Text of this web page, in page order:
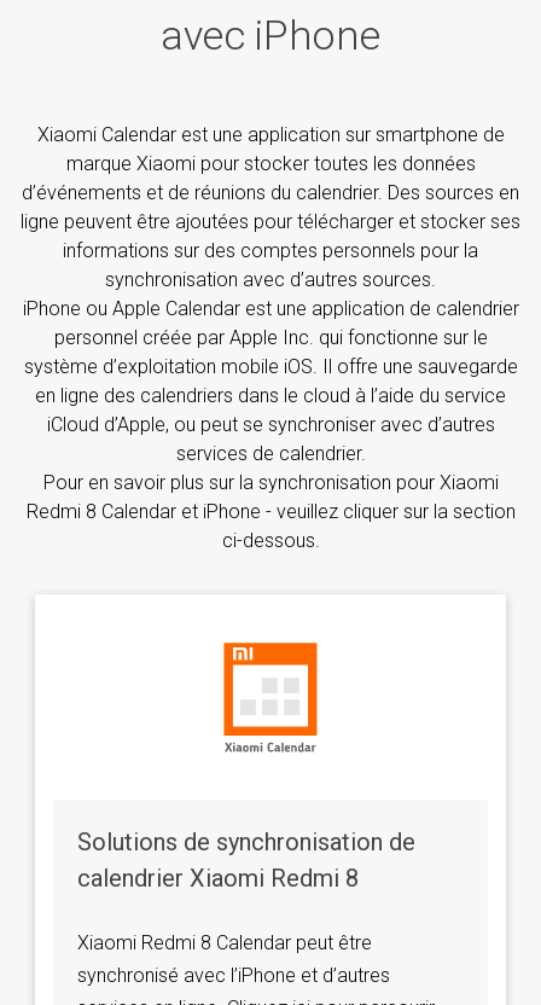
avec iPhone
Xiaomi Calendar est une application sur smartphone de
marque Xiaomi pour stocker toutes les données
d’événements et de réunions du calendrier. Des sources en
ligne peuvent être ajoutées pour télécharger et stocker ses
informations sur des comptes personnels pour la
synchronisation avec d’autres sources.
iPhone ou Apple Calendar est une application de calendrier
personnel créée par Apple Inc. qui fonctionne sur le
système d’exploitation mobile iOS. Il offre une sauvegarde
en ligne des calendriers dans le cloud à l’aide du service
iCloud d’Apple, ou peut se synchroniser avec d’autres
services de calendrier.
Pour en savoir plus sur la synchronisation pour Xiaomi
Redmi 8 Calendar et iPhone - veuillez cliquer sur la section
ci-dessous.
Solutions de synchronisation de
calendrier Xiaomi Redmi 8
Xiaomi Redmi 8 Calendar peut être
synchronisé avec l’iPhone et d’autres